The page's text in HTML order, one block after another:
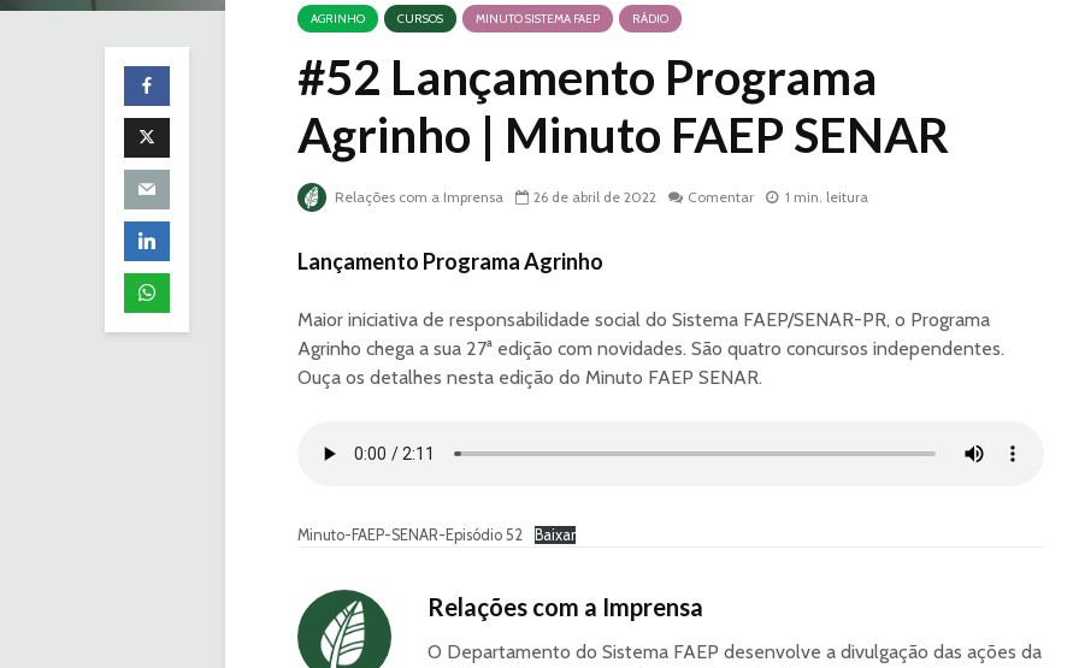
AGRINHO CURSOS MINUTO SISTEMA FAEP RÁDIO
#52 Lançamento Programa
Agrinho | Minuto FAEP SENAR
Relações com a Imprensa 26 de abril de 2022 Comentar 1 min. leitura
Lançamento Programa Agrinho
Maior iniciativa de responsabilidade social do Sistema FAEP/SENAR-PR, o Programa
Agrinho chega a sua 27ª edição com novidades. São quatro concursos independentes.
Ouça os detalhes nesta edição do Minuto FAEP SENAR.
Minuto-FAEP-SENAR-Episódio 52 Baixar
Relações com a Imprensa
O Departamento do Sistema FAEP desenvolve a divulgação das ações da